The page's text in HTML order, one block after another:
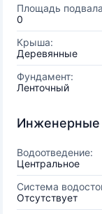
Площадь
0
Крыша:
Деревянные
Фундамент:
Ленточный
Инженерные
Водоотведение:
Центральное
Система
Отсутствует